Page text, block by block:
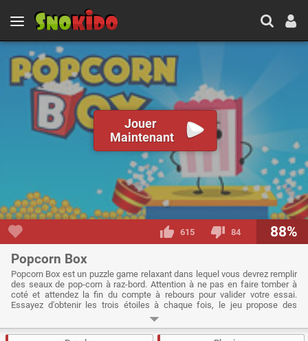
Jouer
Maintenant
615 84 88%
Popcorn Box
Popcorn Box est un puzzle game relaxant dans lequel vous devrez remplir
des seaux de pop-corn à raz-bord. Attention à ne pas en faire tomber à
coté et attendez la fin du compte à rebours pour valider votre essai.
Essayez d'obtenir les trois étoiles à chaque fois, le jeu propose des
dizaines de niveaux à la difficulté croissante. Préparez-vous à une
avalanche de pop-corn, de bonbons ou de fleurs, il sera possible de
débloquer de nombreux skins différents !